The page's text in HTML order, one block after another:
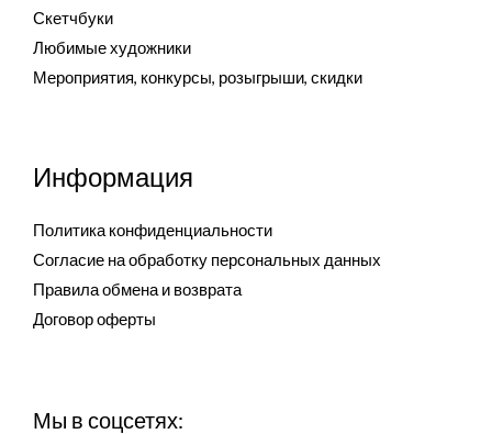
Скетчбуки
Любимые художники
Мероприятия, конкурсы, розыгрыши, скидки
Информация
Политика конфиденциальности
Согласие на обработку персональных данных
Правила обмена и возврата
Договор оферты
Мы в соцсетях: